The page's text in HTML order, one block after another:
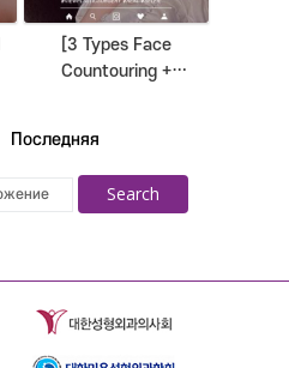
[3 Types Face
Countouring +
Последняя
Search